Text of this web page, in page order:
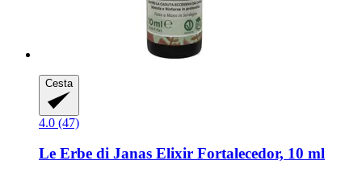
Cesta
4.0 (47)
Le Erbe di Janas Elixir Fortalecedor, 10 ml